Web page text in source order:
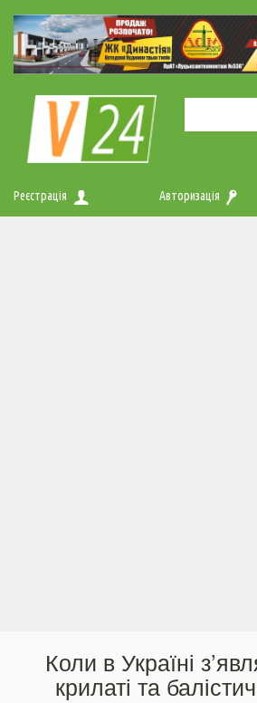
Реєстрація Авторизація
Коли в Україні
крилаті та